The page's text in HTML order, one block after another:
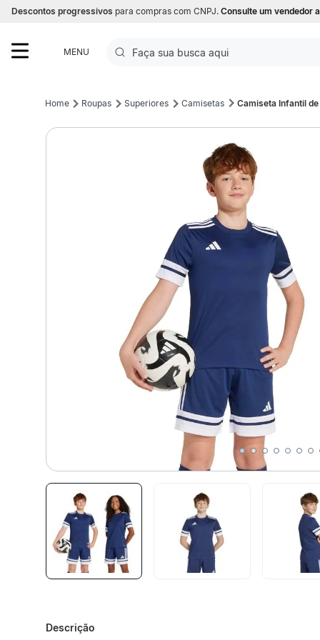
Descontos progressivos para compras com CNPJ. Consulte um vendedor
MENU
Faça sua busca aqui
1ºFutebol
Futebol Campo
Roupas Superiores Camisetas Camiseta Infantil
Descrição